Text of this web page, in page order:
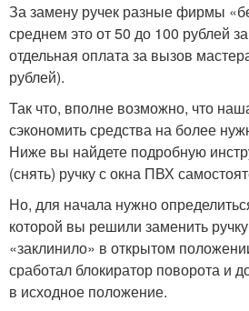
За замену ручек разные фирмы
среднем это от 50 до 100 рублей
отдельная оплата за вызов
рублей).
Так что, вполне возможно, что
сэкономить средства на более
Ниже вы найдете подробную
(снять) ручку с окна ПВХ
Но, для начала нужно
которой вы решили заменить
«заклинило» в открытом
сработал блокиратор поворота и
в исходное положение.